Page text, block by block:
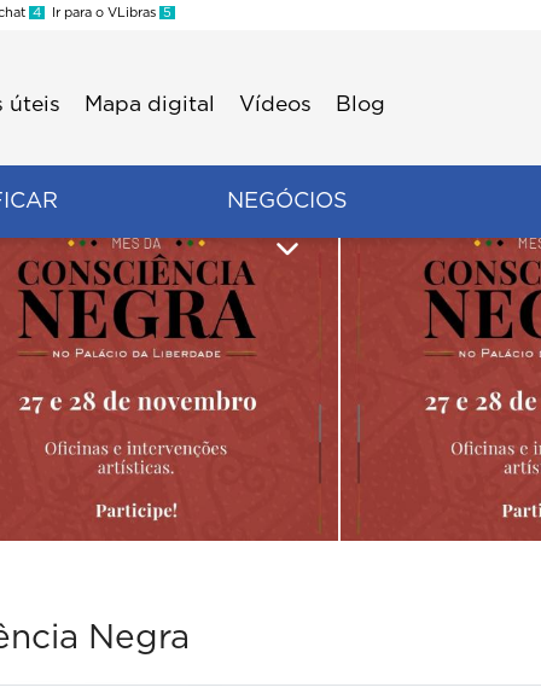
4 Ir para o VLibras 5
úteis Mapa digital Vídeos Blog
NEGÓCIOS
Negra